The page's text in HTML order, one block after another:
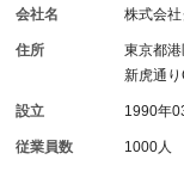
会社名 株式会
住所
東京都
新虎通
設立 1990年
従業員数 1000人